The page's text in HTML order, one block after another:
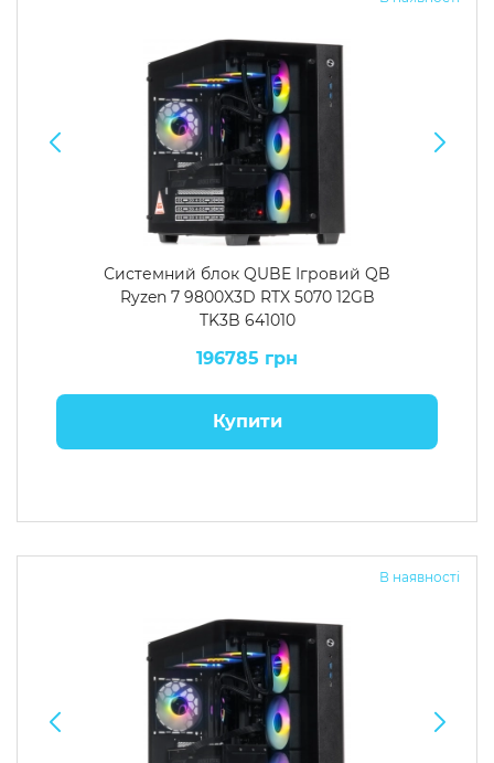
Системний блок QUBE Ігровий QB
Ryzen 7 9800X3D RTX 5070 12GB
TK3B 641010
196785 грн
Купити
В наявності